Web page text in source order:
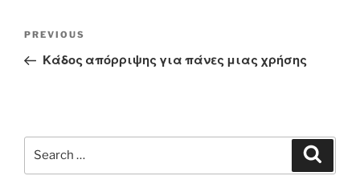
Previous
Post
PREVIOUS
Κάδος απόρριψης για πάνες μιας χρήσης